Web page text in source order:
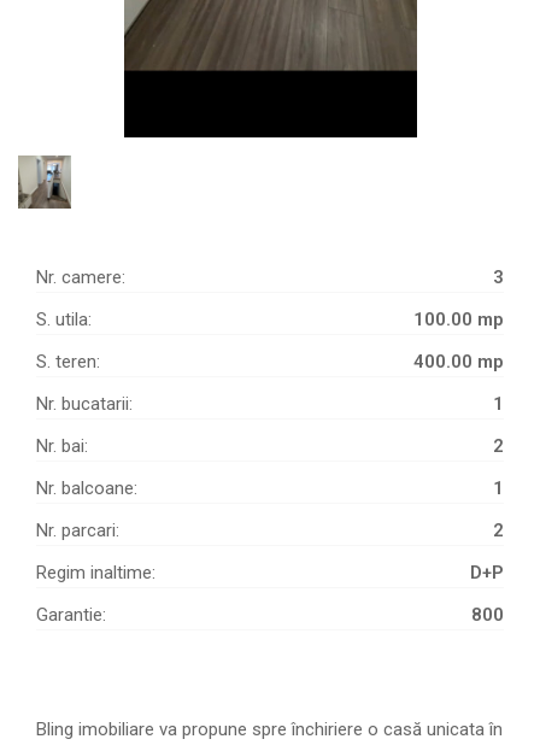
Nr. camere:
3
S. utila:
100.00 mp
S. teren:
400.00 mp
Nr. bucatarii:
1
Nr. bai:
2
Nr. balcoane:
1
Nr. parcari:
2
Regim inaltime:
D+P
Garantie:
800
Bling imobiliare va propune spre închiriere o casă unicata în